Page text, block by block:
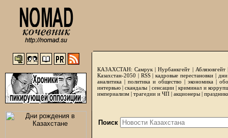
КАЗАХСТАН: Самрук |Нурбанкгейт | Аблязовгейт
Казахстан-2050 | RSS|кадровые перестановки|
аналитика | политика и общество | экономика |
интервью |скандалы | сенсации|криминал и
империализм | трагедии и ЧП | акционеры |
Поиск